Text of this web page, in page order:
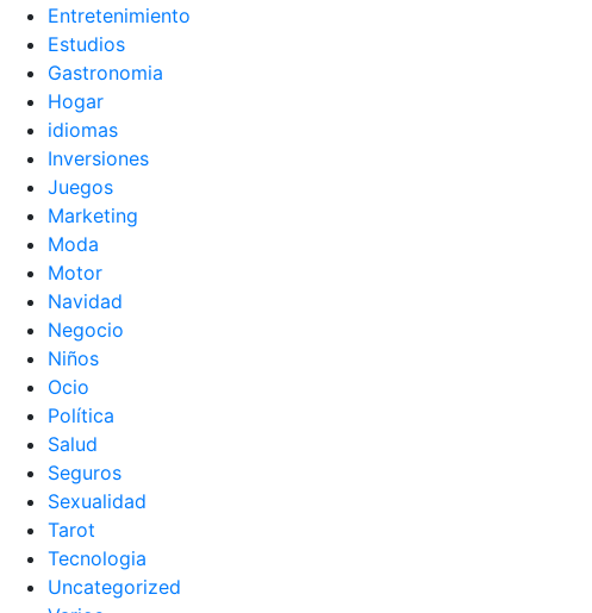
Entretenimiento
Estudios
Gastronomia
Hogar
idiomas
Inversiones
Juegos
Marketing
Moda
Motor
Navidad
Negocio
Niños
Ocio
Política
Salud
Seguros
Sexualidad
Tarot
Tecnologia
Uncategorized